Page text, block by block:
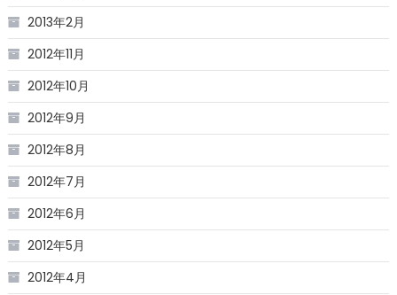
2013年2月
2012年11月
2012年10月
2012年9月
2012年8月
2012年7月
2012年6月
2012年5月
2012年4月